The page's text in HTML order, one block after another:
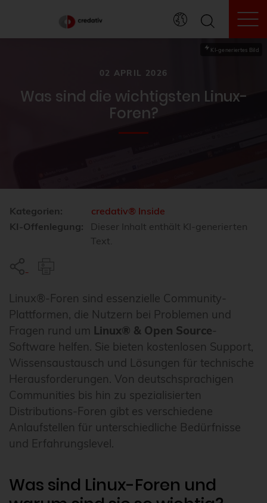
KI-generiertes Bild
02 APRIL 2026
Was sind die wichtigsten Linux-
Foren?
Kategorien:
credativ® Inside
KI-Offenlegung:
Dieser Inhalt enthält KI-generierten
Text.
Linux®-Foren sind essenzielle Community-
Plattformen, die Nutzern bei Problemen und
Fragen rund um Linux® & Open Source-
Software helfen. Sie bieten kostenlosen Support,
Wissensaustausch und Lösungen für technische
Herausforderungen. Von deutschsprachigen
Communities bis hin zu spezialisierten
Distributions-Foren gibt es verschiedene
Anlaufstellen für unterschiedliche Bedürfnisse
und Erfahrungslevel.
Was sind Linux-Foren und